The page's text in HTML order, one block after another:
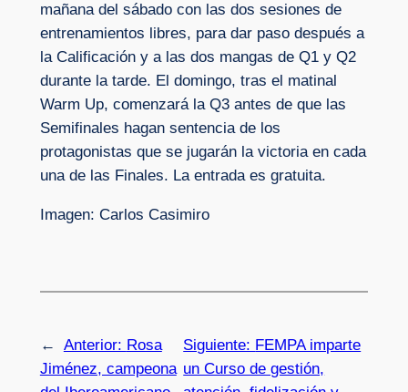
mañana del sábado con las dos sesiones de
entrenamientos libres, para dar paso después a
la Calificación y a las dos mangas de Q1 y Q2
durante la tarde. El domingo, tras el matinal
Warm Up, comenzará la Q3 antes de que las
Semifinales hagan sentencia de los
protagonistas que se jugarán la victoria en cada
una de las Finales. La entrada es gratuita.
Imagen: Carlos Casimiro
← Anterior: Rosa
Jiménez, campeona
Siguiente: FEMPA imparte
un Curso de gestión,